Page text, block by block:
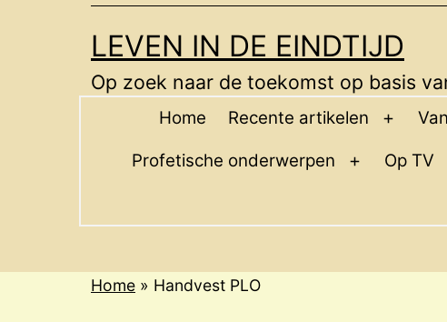
LEVEN IN DE EINDTIJD
Op zoek naar de toekomst op basis
Home Recente artikelen
Open
menu
Profetische onderwerpen
Open
Op TV
Home » Handvest PLO